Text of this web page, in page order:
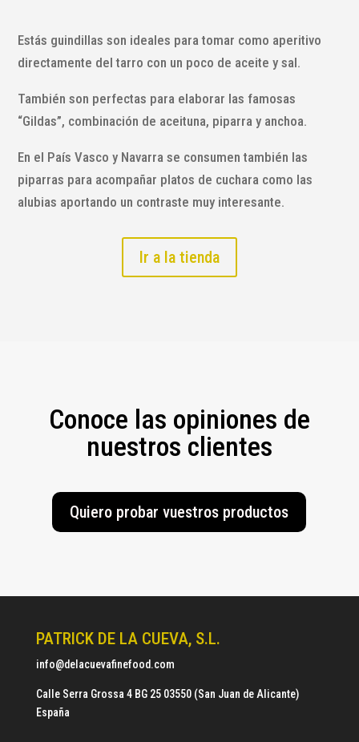
Estás guindillas son ideales para tomar como aperitivo
directamente del tarro con un poco de aceite y sal.
También son perfectas para elaborar las famosas
“Gildas”, combinación de aceituna, piparra y anchoa.
En el País Vasco y Navarra se consumen también las
piparras para acompañar platos de cuchara como las
alubias aportando un contraste muy interesante.
Ir a la tienda
Conoce las opiniones de
nuestros clientes
Quiero probar vuestros productos
PATRICK DE LA CUEVA, S.L.
info@delacuevafinefood.com
Calle Serra Grossa 4 BG 25 03550 (San Juan de Alicante)
España